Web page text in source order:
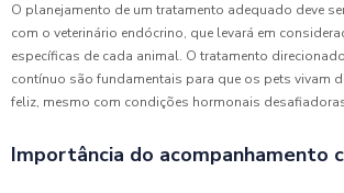
O planejamento de um tratamento adequado deve
com o veterinário endócrino, que levará em
específicas de cada animal. O tratamento
contínuo são fundamentais para que os pets vivam
feliz, mesmo com condições hormonais
Importância do acompanhamento